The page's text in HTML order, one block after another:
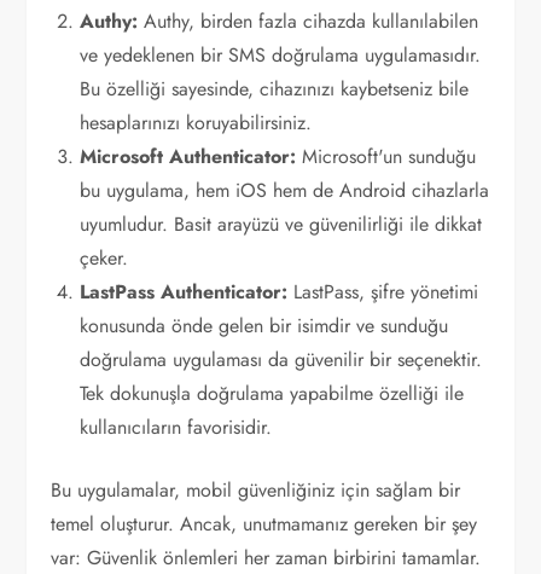
Authy: Authy, birden fazla cihazda kullanılabilen
ve yedeklenen bir SMS doğrulama uygulamasıdır.
Bu özelliği sayesinde, cihazınızı kaybetseniz bile
hesaplarınızı koruyabilirsiniz.
Microsoft Authenticator: Microsoft'un sunduğu
bu uygulama, hem iOS hem de Android cihazlarla
uyumludur. Basit arayüzü ve güvenilirliği ile dikkat
çeker.
LastPass Authenticator: LastPass, şifre yönetimi
konusunda önde gelen bir isimdir ve sunduğu
doğrulama uygulaması da güvenilir bir seçenektir.
Tek dokunuşla doğrulama yapabilme özelliği ile
kullanıcıların favorisidir.
Bu uygulamalar, mobil güvenliğiniz için sağlam bir
temel oluşturur. Ancak, unutmamanız gereken bir şey
var: Güvenlik önlemleri her zaman birbirini tamamlar.